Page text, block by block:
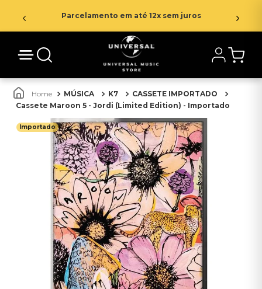
Parcelamento em até 12x sem juros
MÚSICA K7
CASSETE IMPORTADO
Cassete Maroon 5 - Jordi (Limited Edition) - Importado
Importado